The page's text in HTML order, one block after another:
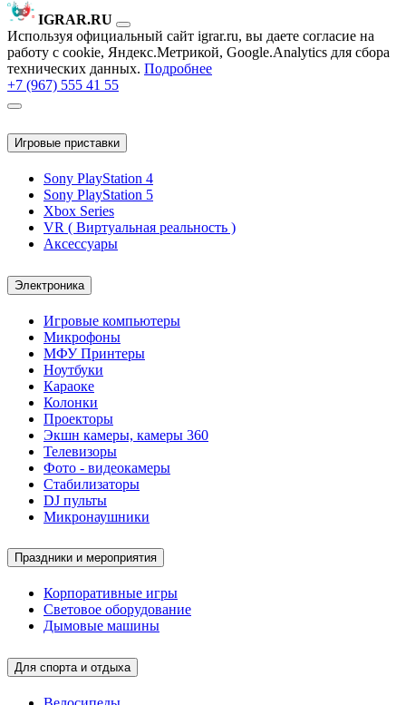
IGRAR.RU
Используя официальный сайт igrar.ru, вы даете согласие на
работу с cookie, Яндекс.Метрикой, Google.Analytics для сбора
технических данных. Подробнее
+7 (967) 555 41 55
Игровые приставки
Sony PlayStation 4
Sony PlayStation 5
Xbox Series
VR ( Виртуальная реальность )
Аксессуары
Электроника
Игровые компьютеры
Микрофоны
МФУ Принтеры
Ноутбуки
Караоке
Колонки
Проекторы
Экшн камеры, камеры 360
Телевизоры
Фото - видеокамеры
Стабилизаторы
DJ пульты
Микронаушники
Праздники и мероприятия
Корпоративные игры
Световое оборудование
Дымовые машины
Для спорта и отдыха